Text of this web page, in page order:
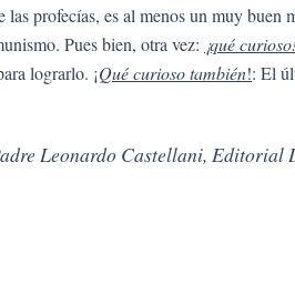
profecías, es al menos un muy buen
Pues bien, otra vez: ¡qué
lograrlo. ¡Qué curioso también!: El
Leonardo Castellani, Editorial